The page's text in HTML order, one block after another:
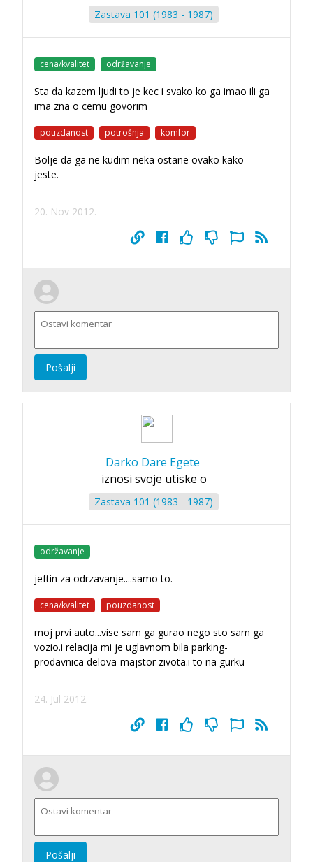
Zastava 101 (1983 - 1987)
cena/kvalitet održavanje
Sta da kazem ljudi to je kec i svako ko ga imao ili ga
ima zna o cemu govorim
pouzdanost potrošnja komfor
Bolje da ga ne kudim neka ostane ovako kako
jeste.
20. Nov 2012.
Pošalji
Darko Dare Egete
iznosi svoje utiske o
Zastava 101 (1983 - 1987)
održavanje
jeftin za odrzavanje....samo to.
cena/kvalitet pouzdanost
moj prvi auto...vise sam ga gurao nego sto sam ga
vozio.i relacija mi je uglavnom bila parking-
prodavnica delova-majstor zivota.i to na gurku
24. Jul 2012.
Pošalji